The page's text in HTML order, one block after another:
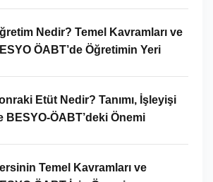
Nedir? Temel Kavramları ve
ÖABT’de Öğretimin Yeri
Etüt Nedir? Tanımı, İşleyişi
BESYO-ÖABT’deki Önemi
Temel Kavramları ve